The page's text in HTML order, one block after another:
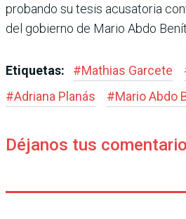
probando su tesis acusatoria
del gobierno de Mario Abdo
Etiquetas: #Mathias Garcete
#Adriana Planás #Mario Abdo
Déjanos tus